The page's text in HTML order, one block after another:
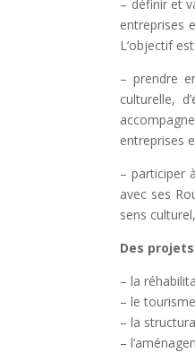
– définir et
entreprises
L’objectif
– prendre
culturelle,
entreprises
– participer
avec ses
sens
Des
– la
– le
– la
–